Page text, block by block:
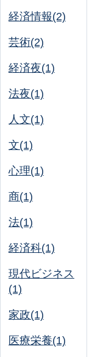
経済情報(2)
芸術(2)
経済夜(1)
法夜(1)
人文(1)
文(1)
心理(1)
商(1)
法(1)
経済科(1)
現代ビジネス
(1)
家政(1)
医療栄養(1)